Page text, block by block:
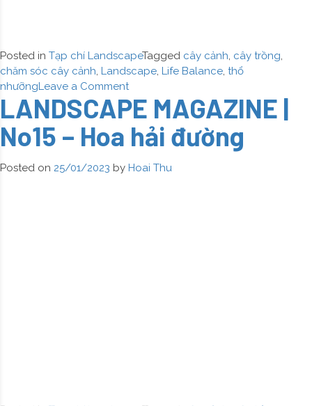
Posted in Tạp chí LandscapeTagged cây cảnh, cây trồng,
chăm sóc cây cảnh, Landscape, Life Balance, thổ
nhưỡngLeave a Commenton
LANDSCAPE
MAGAZINE
No16
–
LANDSCAPE MAGAZINE |
No15 – Hoa hải đường
Posted on 25/01/2023 by Hoai Thu